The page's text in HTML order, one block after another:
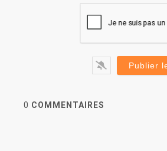
0 COMMENTAIRES